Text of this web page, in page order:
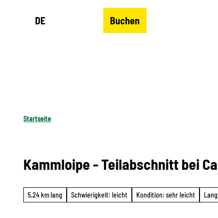
DE Buchen
Startseite
Kammloipe - Teilabschnitt bei
5,24 km lang Schwierigkeit: leicht Kondition: sehr leicht